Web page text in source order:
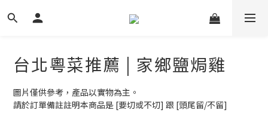
台北粵菜推薦 | 家鄉鹽焗雞
圖片僅供參考，產品以實物為主。
請於訂單備註註明本商品是 [要切或不切] 跟 [頭尾留/不留]